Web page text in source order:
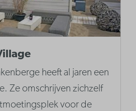
heeft al jaren een
Ze omschrijven zichzelf
voor de